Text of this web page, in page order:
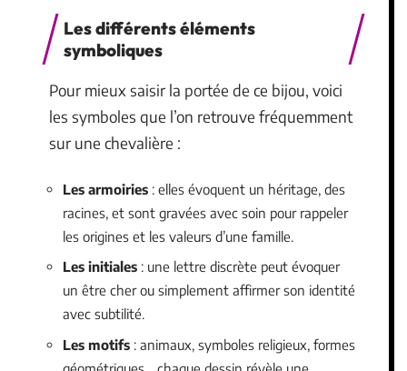
Les différents éléments
symboliques
Pour mieux saisir la portée de ce bijou, voici
les symboles que l’on retrouve fréquemment
sur une chevalière :
Les armoiries : elles évoquent un héritage, des
racines, et sont gravées avec soin pour rappeler
les origines et les valeurs d’une famille.
Les initiales : une lettre discrète peut évoquer
un être cher ou simplement affirmer son identité
avec subtilité.
Les motifs : animaux, symboles religieux, formes